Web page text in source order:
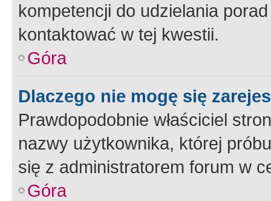
kompetencji do udzielania
kontaktować w tej kwestii.
Góra
Dlaczego nie mogę się
Prawdopodobnie właściciel
nazwy użytkownika, której
się z administratorem forum w
Góra